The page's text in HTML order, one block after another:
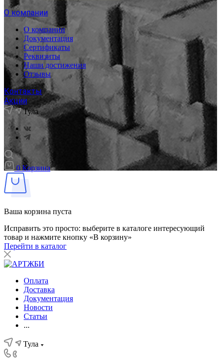
О компании
О компании
Документация
Сертификаты
Реквизиты
Наши достижения
Отзывы
Контакты
Акции
Тула
0 Корзина
Ваша корзина пуста
Исправить это просто: выберите в каталоге интересующий
товар и нажмите кнопку «В корзину»
Перейти в каталог
Оплата
Доставка
Документация
Новости
Статьи
...
Тула